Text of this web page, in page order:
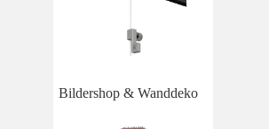
Bildershop & Wanddeko